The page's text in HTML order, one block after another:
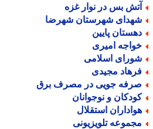
بس در نوار غزه
شهرستان شهرضا
پایین
امیری
اسلامی
مجیدی
جویی در مصرف برق
و نوجوانان
استقلال
تلویزیونی